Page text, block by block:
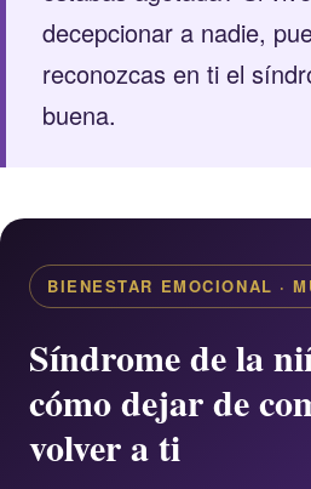
decepcionar a nadie,
reconozcas en ti el
buena.
BIENESTAR EMOCIONAL ·
Síndrome de la
cómo dejar de
volver a ti